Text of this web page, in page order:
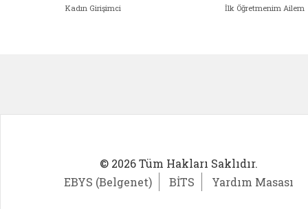
Kadın Girişimci İlk Öğretmenim Ailem
© 2026 Tüm Hakları Saklıdır.
EBYS (Belgenet)
BİTS Yardım Masası